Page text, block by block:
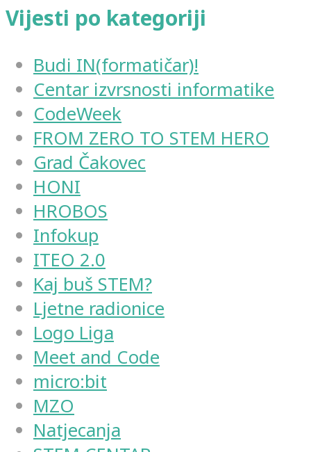
Vijesti po kategoriji
Budi IN(formatičar)!
Centar izvrsnosti informatike
CodeWeek
FROM ZERO TO STEM HERO
Grad Čakovec
HONI
HROBOS
Infokup
ITEO 2.0
Kaj buš STEM?
Ljetne radionice
Logo Liga
Meet and Code
micro:bit
MZO
Natjecanja